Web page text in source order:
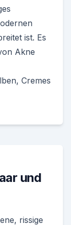
ist. Es
Akne
Cremes
und
rissige